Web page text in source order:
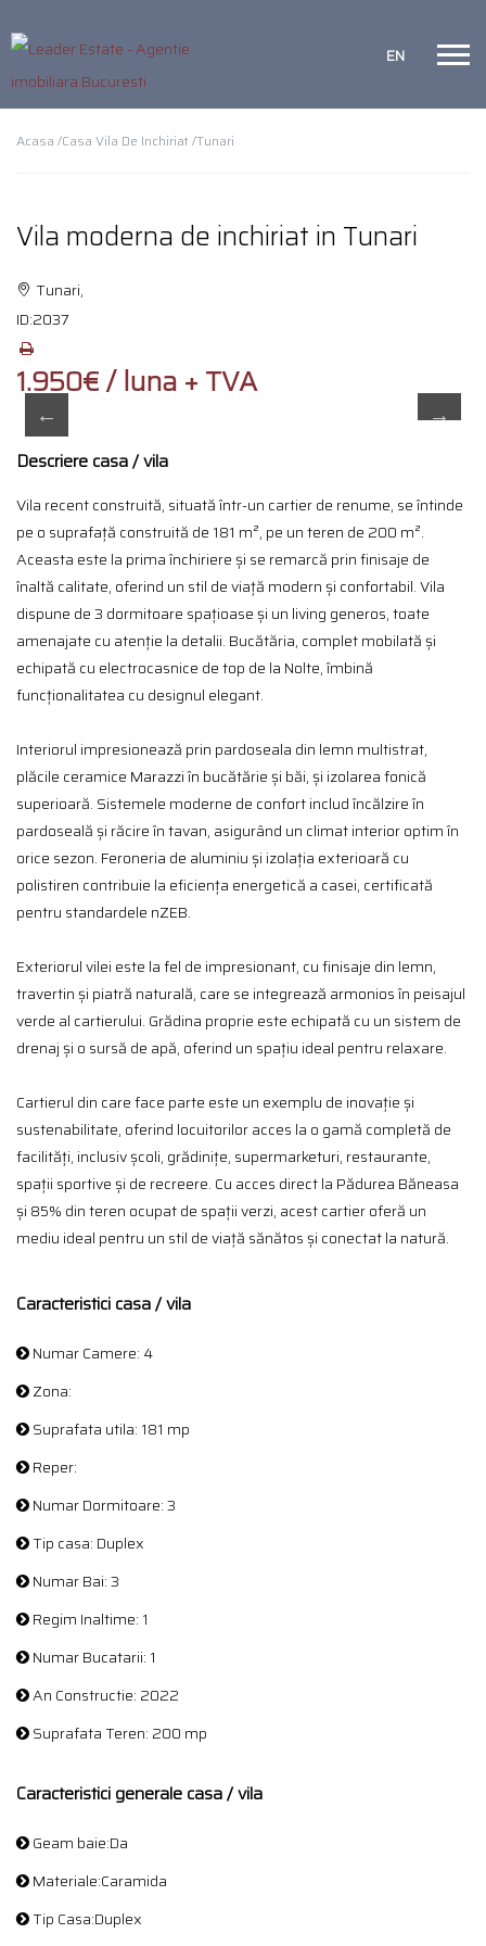
EN
Acasa /Casa Vila De Inchiriat /Tunari
Vila moderna de inchiriat in Tunari
Tunari,
ID:2037
1.950€ / luna + TVA
Descriere casa / vila
Vila recent construită, situată într-un cartier de renume, se întinde
pe o suprafață construită de 181 m², pe un teren de 200 m².
Aceasta este la prima închiriere și se remarcă prin finisaje de
înaltă calitate, oferind un stil de viață modern și confortabil. Vila
dispune de 3 dormitoare spațioase și un living generos, toate
amenajate cu atenție la detalii. Bucătăria, complet mobilată și
echipată cu electrocasnice de top de la Nolte, îmbină
funcționalitatea cu designul elegant.
Interiorul impresionează prin pardoseala din lemn multistrat,
plăcile ceramice Marazzi în bucătărie și băi, și izolarea fonică
superioară. Sistemele moderne de confort includ încălzire în
pardoseală și răcire în tavan, asigurând un climat interior optim în
orice sezon. Feroneria de aluminiu și izolația exterioară cu
polistiren contribuie la eficiența energetică a casei, certificată
pentru standardele nZEB.
Exteriorul vilei este la fel de impresionant, cu finisaje din lemn,
travertin și piatră naturală, care se integrează armonios în peisajul
verde al cartierului. Grădina proprie este echipată cu un sistem de
drenaj și o sursă de apă, oferind un spațiu ideal pentru relaxare.
Cartierul din care face parte este un exemplu de inovație și
sustenabilitate, oferind locuitorilor acces la o gamă completă de
facilități, inclusiv școli, grădinițe, supermarketuri, restaurante,
spații sportive și de recreere. Cu acces direct la Pădurea Băneasa
și 85% din teren ocupat de spații verzi, acest cartier oferă un
mediu ideal pentru un stil de viață sănătos și conectat la natură.
Caracteristici casa / vila
Numar Camere: 4
Zona:
Suprafata utila: 181 mp
Reper:
Numar Dormitoare: 3
Tip casa: Duplex
Numar Bai: 3
Regim Inaltime: 1
Numar Bucatarii: 1
An Constructie: 2022
Suprafata Teren: 200 mp
Caracteristici generale casa / vila
Geam baie:Da
Materiale:Caramida
Tip Casa:Duplex